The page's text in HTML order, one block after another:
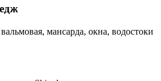
мансарда, окна, водостоки